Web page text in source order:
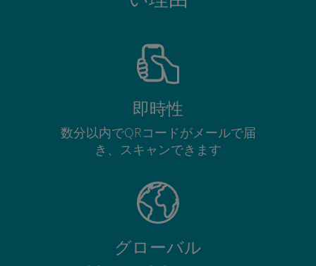
即時性
数分以内でQRコードがメールで届
き、スキャンできます
グローバル